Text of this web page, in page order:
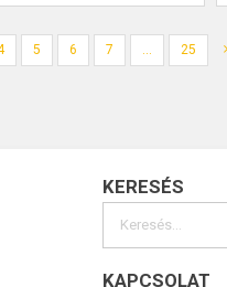
5 6 7 ... 25
KERESÉS
KAPCSOLAT